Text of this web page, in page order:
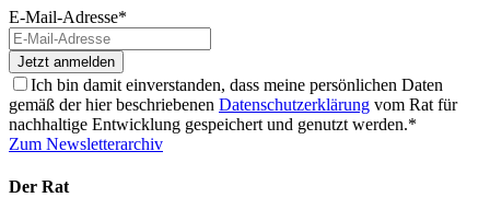
E-Mail-Adresse*
Jetzt anmelden
Ich bin damit einverstanden, dass meine persönlichen Daten
gemäß der hier beschriebenen Datenschutzerklärung vom Rat für
nachhaltige Entwicklung gespeichert und genutzt werden.*
Zum Newsletterarchiv
Der Rat